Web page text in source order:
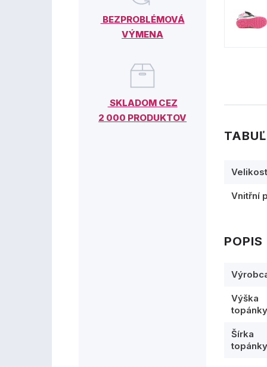
BEZPROBLÉMOVÁ
VÝMENA
SKLADOM CEZ
2 000 PRODUKTOV
Vnitřní
POPIS
Výška
Šírka